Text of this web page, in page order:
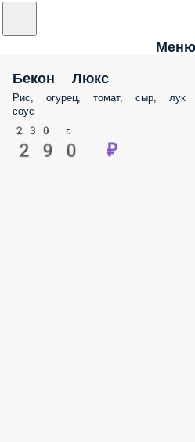
Меню
Бекон Люкс
Рис, огурец, томат, сыр, лук
соус
230 г.
290 ₽